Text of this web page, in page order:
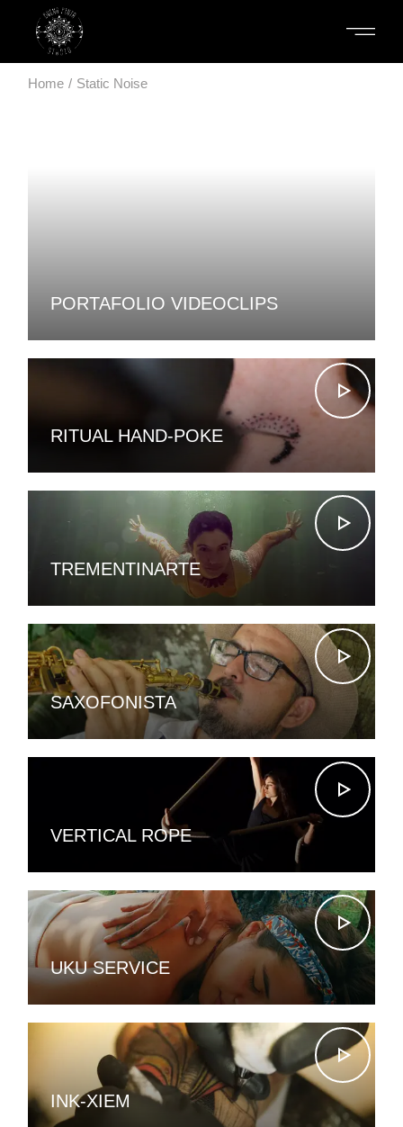
Home Static Noise
PORTAFOLIO VIDEOCLIPS
RITUAL HAND-POKE
TREMENTINARTE
SAXOFONISTA
VERTICAL ROPE
UKU SERVICE
INK-XIEM